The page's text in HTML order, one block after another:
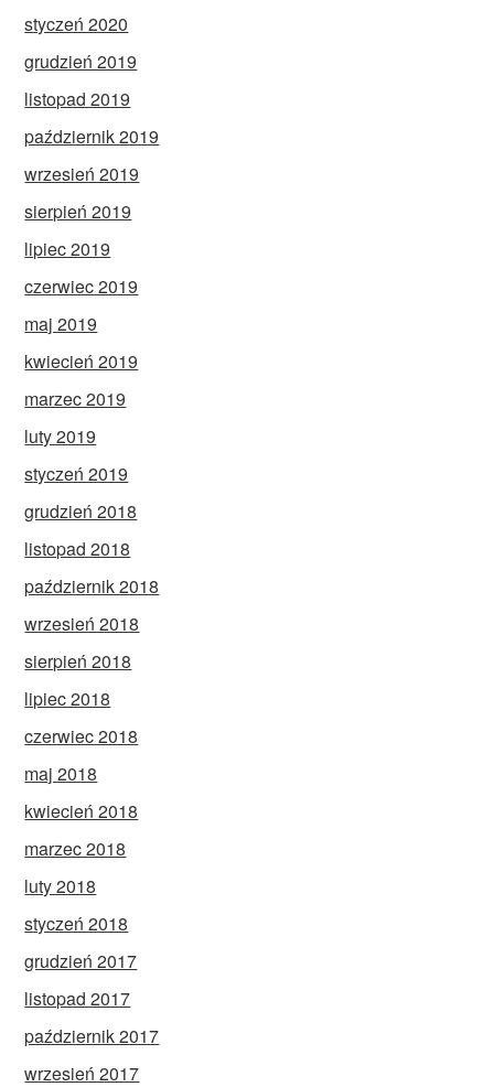
styczeń 2020
grudzień 2019
listopad 2019
październik 2019
wrzesień 2019
sierpień 2019
lipiec 2019
czerwiec 2019
maj 2019
kwiecień 2019
marzec 2019
luty 2019
styczeń 2019
grudzień 2018
listopad 2018
październik 2018
wrzesień 2018
sierpień 2018
lipiec 2018
czerwiec 2018
maj 2018
kwiecień 2018
marzec 2018
luty 2018
styczeń 2018
grudzień 2017
listopad 2017
październik 2017
wrzesień 2017